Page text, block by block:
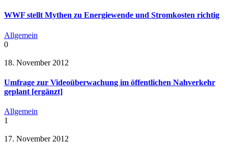
WWF stellt Mythen zu Energiewende und Stromkosten richtig
Allgemein
0
18. November 2012
Umfrage zur Videoüberwachung im öffentlichen Nahverkehr
geplant [ergänzt]
Allgemein
1
17. November 2012